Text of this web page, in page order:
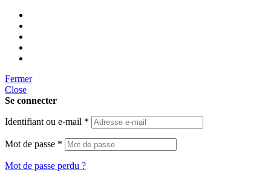
Fermer
Close
Se connecter
Identifiant ou e-mail *
Mot de passe *
Mot de passe perdu ?